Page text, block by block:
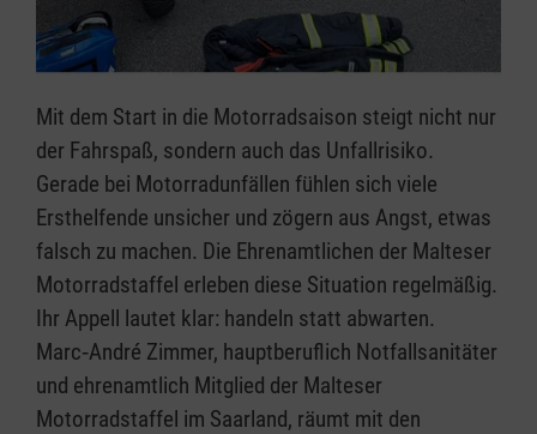
Mit dem Start in die Motorradsaison steigt nicht nur
der Fahrspaß, sondern auch das Unfallrisiko.
Gerade bei Motorradunfällen fühlen sich viele
Ersthelfende unsicher und zögern aus Angst, etwas
falsch zu machen. Die Ehrenamtlichen der Malteser
Motorradstaffel erleben diese Situation regelmäßig.
Ihr Appell lautet klar: handeln statt abwarten.
Marc‑André Zimmer, hauptberuflich Notfallsanitäter
und ehrenamtlich Mitglied der Malteser
Motorradstaffel im Saarland, räumt mit den